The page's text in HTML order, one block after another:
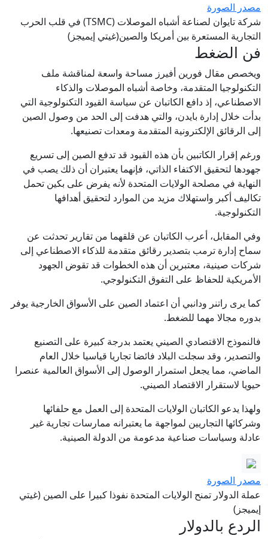
مصدر الصورة
شركة تايوان لصناعة أشباه الموصلات (TSMC) في قلب الحرب
التجارية المستعرة بين أمريكا والصين(غيتي إيميجز)
فن الضغط
ويخصص مقال فورين أفيرز مساحة واسعة لمناقشة ملف
التكنولوجيا المتقدمة، وخاصة أشباه الموصلات والذكاء
الاصطناعي، إذ دافع الكاتبان عن سياسة القيود التكنولوجية التي
بدأت خلال إدارة بايدن، والتي هدفت إلى الحد من وصول الصين
إلى الرقائق الإلكترونية المتقدمة ومعدات تصنيعها.
ورغم إقرار الكاتبين بأن هذه القيود قد تدفع الصين إلى تسريع
جهودها لتحقيق الاكتفاء الذاتي، فإنهما يعتبران أن ذلك يصب في
النهاية في مصلحة الولايات المتحدة لأنه يفرض على بكين تحمل
تكاليف أكبر واستهلاك مزيد من الموارد لتحقيق أهدافها
التكنولوجية.
وفي المقابل، أعرب الكاتبان عن قلقهما من تقارير تحدثت عن
سماح إدارة ترمب بتصدير رقائق متقدمة للذكاء الاصطناعي إلى
شركات صينية، معتبرين أن هذه الخطوات قد تقوض الجهود
الأمريكية للحفاظ على التفوق التكنولوجي.
كما يرى راتنر ودانبي أن اعتماد الصين على الأسواق الخارجية يوفر
بدوره مجالا مهما للضغط.
فالنموذج الاقتصادي الصيني يعتمد بدرجة كبيرة على التصنيع
والتصدير، وقد سجلت البلاد فائضا تجاريا قياسيا خلال العام
الماضي، مما يجعل استمرار الوصول إلى الأسواق العالمية عنصرا
حيويا لاستقرار الاقتصاد الصيني.
ولهذا يدعو الكاتبان الولايات المتحدة إلى العمل مع حلفائها
وشركائها التجاريين لمواجهة ما يعتبرانه ممارسات تجارية غير
عادلة وسياسات صناعية مدعومة من الدولة الصينية.
مصدر الصورة
عملة الدولار تمنح الولايات المتحدة نفوذا كبيرا على الصين (غيتي
إيميجز)
الردع بالدولار